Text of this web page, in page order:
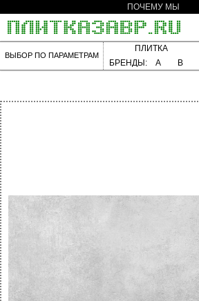
ПОЧЕМУ МЫ
ВЫБОР ПО ПАРАМЕТРАМ
ПЛИТКА
БРЕНДЫ:
A B